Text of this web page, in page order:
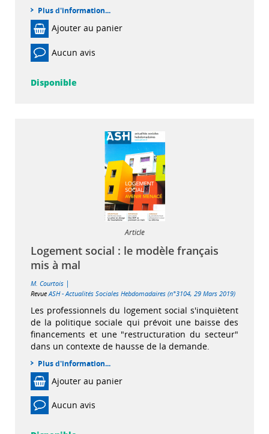
Plus d'information...
Ajouter au panier
Aucun avis
Disponible
Article
Logement social : le modèle français
mis à mal
M. Courtois |
Revue ASH - Actualités Sociales Hebdomadaires (n°3104, 29 Mars 2019)
Les professionnels du logement social s'inquiètent
de la politique sociale qui prévoit une baisse des
financements et une "restructuration du secteur"
dans un contexte de hausse de la demande.
Plus d'information...
Ajouter au panier
Aucun avis